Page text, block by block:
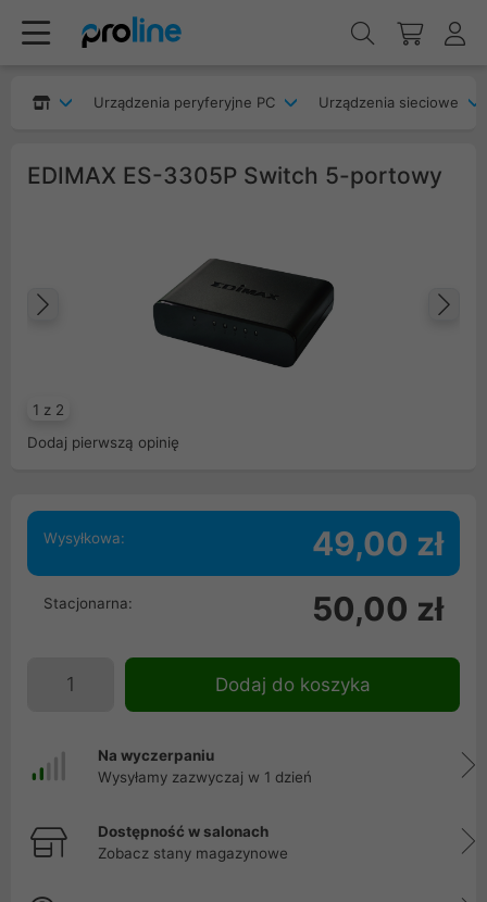
Urządzenia peryferyjne PC Urządzenia sieciowe
EDIMAX ES-3305P Switch 5-portowy
1 z 2
Poprzedni
Dodaj pierwszą opinię
Wysyłkowa: 49,00 zł
Stacjonarna: 50,00 zł
Dodaj do koszyka
Na wyczerpaniu
Wysyłamy zazwyczaj w 1 dzień
Dostępność w salonach
Zobacz stany magazynowe